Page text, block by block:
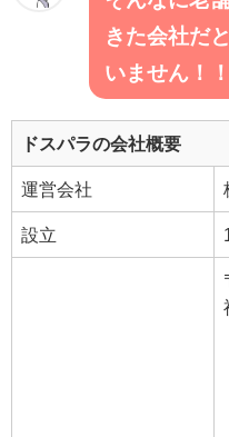
きた会社だ
いません！！
ドスパラの会社概要
運営会社
設立